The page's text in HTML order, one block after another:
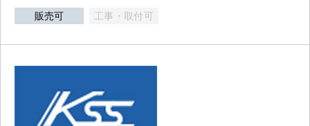
販売可 工事・取付可